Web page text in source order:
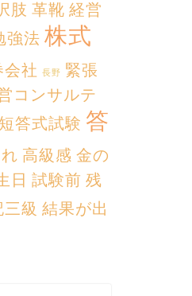
肢 革靴 経営
強法 株式
会社 長野 緊張
コンサルテ
短答式試験 答
高級感 金の
日 試験前 残
級 結果が出